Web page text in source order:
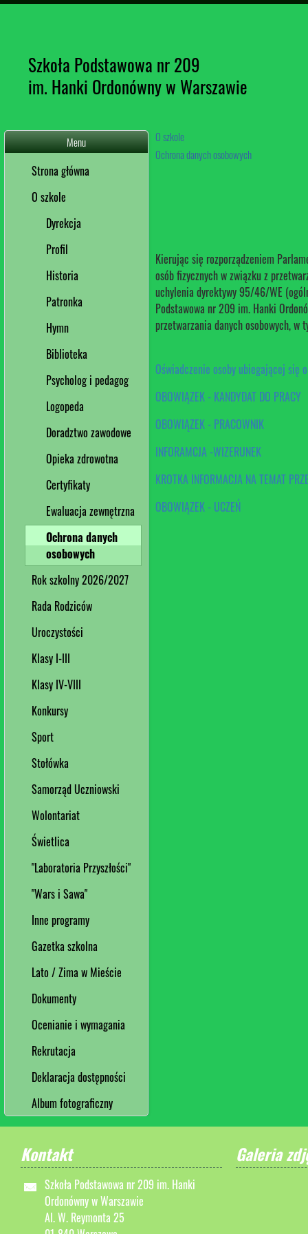
Szkoła Podstawowa nr 209
im. Hanki Ordonówny w Warszawie
Menu
Strona główna
O szkole
Dyrekcja
Profil
Historia
Patronka
Hymn
Biblioteka
Psycholog i pedagog
Logopeda
Doradztwo zawodowe
Opieka zdrowotna
Certyfikaty
Ewaluacja zewnętrzna
Ochrona danych
osobowych
Rok szkolny 2026/2027
Rada Rodziców
Uroczystości
Klasy I-III
Klasy IV-VIII
Konkursy
Sport
Stołówka
Samorząd Uczniowski
Wolontariat
Świetlica
"Laboratoria Przyszłości"
"Wars i Sawa"
Inne programy
Gazetka szkolna
Lato / Zima w Mieście
Dokumenty
Ocenianie i wymagania
Rekrutacja
Deklaracja dostępności
Album fotograficzny
O szkole
Ochrona danych osobowych
Kierując się rozporządzeniem
osób fizycznych w związku z
uchylenia dyrektywy 95/46/WE
Podstawowa nr 209 im. Hanki
przetwarzania danych osobowych,
Oświadczenie osoby ubiegającej się
OBOWIĄZEK - KANDYDAT DO PRACY
OBOWIĄZEK - PRACOWNIK
INFORAMCJA -WIZERUNEK
KROTKA INFORMACJA NA TEMAT
OBOWIĄZEK - UCZEŃ
Kontakt
Szkoła Podstawowa nr 209 im. Hanki
Ordonówny w Warszawie
Al. W. Reymonta 25
Galeria